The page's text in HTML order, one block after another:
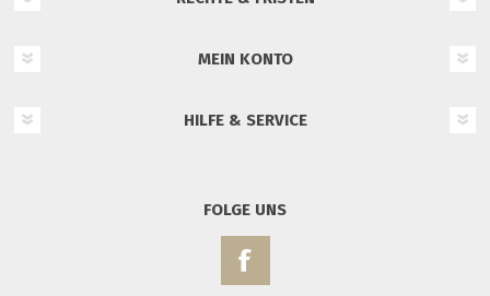
MEIN KONTO
HILFE & SERVICE
FOLGE UNS